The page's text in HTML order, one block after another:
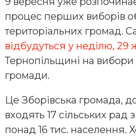
процес перших виборів
територіальних громад.
відбудуться у неділю, 29
Тернопільщині на вибори
громади.
Це Зборівська громада,
входять 17 сільських рад з
понад 16 тис. населення.